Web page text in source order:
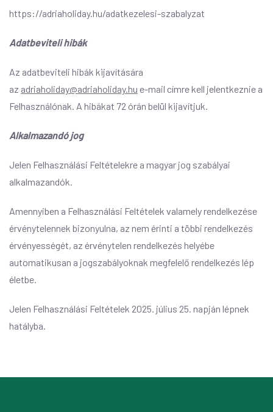
https://adriaholiday.hu/adatkezelesi-szabalyzat
Adatbeviteli hibák
Az adatbeviteli hibák kijavítására
az adriaholiday@adriaholiday.hu e-mail címre kell jelentkeznie a
Felhasználónak. A hibákat 72 órán belül kijavítjuk.
Alkalmazandó jog
Jelen Felhasználási Feltételekre a magyar jog szabályai
alkalmazandók.
Amennyiben a Felhasználási Feltételek valamely rendelkezése
érvénytelennek bizonyulna, az nem érinti a többi rendelkezés
érvényességét, az érvénytelen rendelkezés helyébe
automatikusan a jogszabályoknak megfelelő rendelkezés lép
életbe.
Jelen Felhasználási Feltételek 2025. július 25. napján lépnek
hatályba.